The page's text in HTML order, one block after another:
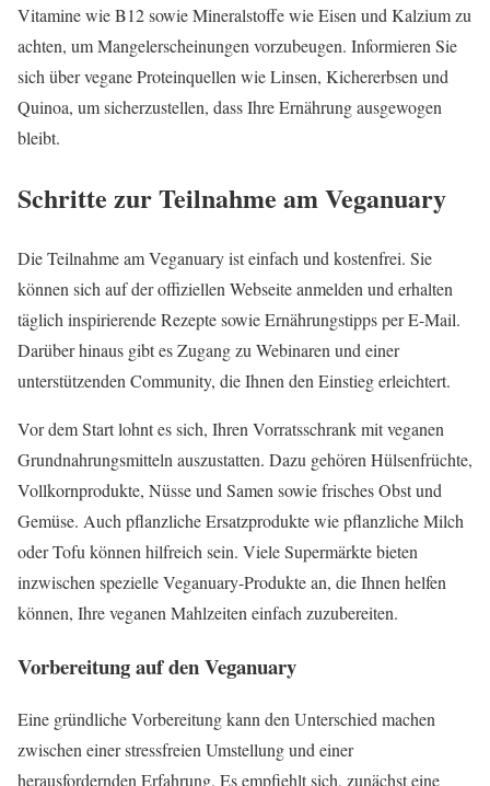
Vitamine wie B12 sowie Mineralstoffe wie Eisen und Kalzium zu
achten, um Mangelerscheinungen vorzubeugen. Informieren Sie
sich über vegane Proteinquellen wie Linsen, Kichererbsen und
Quinoa, um sicherzustellen, dass Ihre Ernährung ausgewogen
bleibt.
Schritte zur Teilnahme am Veganuary
Die Teilnahme am Veganuary ist einfach und kostenfrei. Sie
können sich auf der offiziellen Webseite anmelden und erhalten
täglich inspirierende Rezepte sowie Ernährungstipps per E-Mail.
Darüber hinaus gibt es Zugang zu Webinaren und einer
unterstützenden Community, die Ihnen den Einstieg erleichtert.
Vor dem Start lohnt es sich, Ihren Vorratsschrank mit veganen
Grundnahrungsmitteln auszustatten. Dazu gehören Hülsenfrüchte,
Vollkornprodukte, Nüsse und Samen sowie frisches Obst und
Gemüse. Auch pflanzliche Ersatzprodukte wie pflanzliche Milch
oder Tofu können hilfreich sein. Viele Supermärkte bieten
inzwischen spezielle Veganuary-Produkte an, die Ihnen helfen
können, Ihre veganen Mahlzeiten einfach zuzubereiten.
Vorbereitung auf den Veganuary
Eine gründliche Vorbereitung kann den Unterschied machen
zwischen einer stressfreien Umstellung und einer
herausfordernden Erfahrung. Es empfiehlt sich, zunächst eine